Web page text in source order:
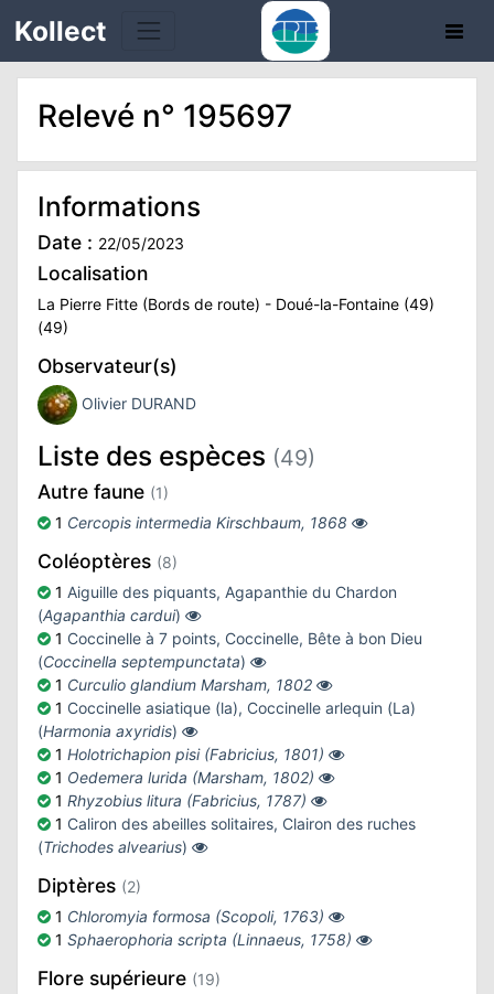
Kollect
Relevé n° 195697
Informations
Date : 22/05/2023
Localisation
La Pierre Fitte (Bords de route) - Doué-la-Fontaine (49)
(49)
Observateur(s)
Olivier DURAND
Liste des espèces (49)
Autre faune (1)
1 Cercopis intermedia Kirschbaum, 1868
Coléoptères (8)
1 Aiguille des piquants, Agapanthie du Chardon
(Agapanthia cardui)
1 Coccinelle à 7 points, Coccinelle, Bête à bon Dieu
(Coccinella septempunctata)
1 Curculio glandium Marsham, 1802
1 Coccinelle asiatique (la), Coccinelle arlequin (La)
(Harmonia axyridis)
1 Holotrichapion pisi (Fabricius, 1801)
1 Oedemera lurida (Marsham, 1802)
1 Rhyzobius litura (Fabricius, 1787)
1 Caliron des abeilles solitaires, Clairon des ruches
(Trichodes alvearius)
Diptères (2)
1 Chloromyia formosa (Scopoli, 1763)
1 Sphaerophoria scripta (Linnaeus, 1758)
Flore supérieure (19)